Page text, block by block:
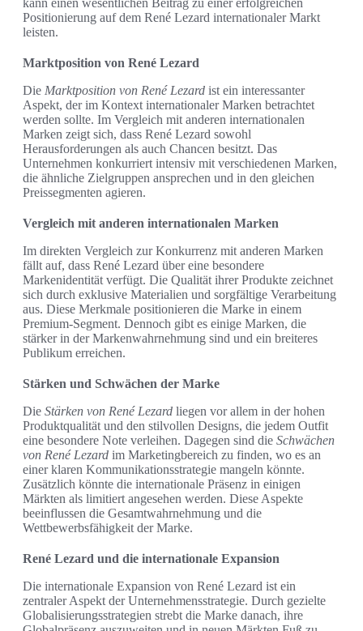
kann einen wesentlichen Beitrag zu einer erfolgreichen
Positionierung auf dem René Lezard internationaler Markt
leisten.
Marktposition von René Lezard
Die Marktposition von René Lezard ist ein interessanter
Aspekt, der im Kontext internationaler Marken betrachtet
werden sollte. Im Vergleich mit anderen internationalen
Marken zeigt sich, dass René Lezard sowohl
Herausforderungen als auch Chancen besitzt. Das
Unternehmen konkurriert intensiv mit verschiedenen Marken,
die ähnliche Zielgruppen ansprechen und in den gleichen
Preissegmenten agieren.
Vergleich mit anderen internationalen Marken
Im direkten Vergleich zur Konkurrenz mit anderen Marken
fällt auf, dass René Lezard über eine besondere
Markenidentität verfügt. Die Qualität ihrer Produkte zeichnet
sich durch exklusive Materialien und sorgfältige Verarbeitung
aus. Diese Merkmale positionieren die Marke in einem
Premium-Segment. Dennoch gibt es einige Marken, die
stärker in der Markenwahrnehmung sind und ein breiteres
Publikum erreichen.
Stärken und Schwächen der Marke
Die Stärken von René Lezard liegen vor allem in der hohen
Produktqualität und den stilvollen Designs, die jedem Outfit
eine besondere Note verleihen. Dagegen sind die Schwächen
von René Lezard im Marketingbereich zu finden, wo es an
einer klaren Kommunikationsstrategie mangeln könnte.
Zusätzlich könnte die internationale Präsenz in einigen
Märkten als limitiert angesehen werden. Diese Aspekte
beeinflussen die Gesamtwahrnehmung und die
Wettbewerbsfähigkeit der Marke.
René Lezard und die internationale Expansion
Die internationale Expansion von René Lezard ist ein
zentraler Aspekt der Unternehmensstrategie. Durch gezielte
Globalisierungsstrategien strebt die Marke danach, ihre